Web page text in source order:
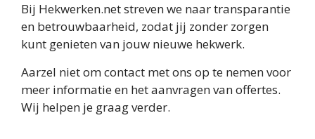
Bij Hekwerken.net streven we naar transparantie
en betrouwbaarheid, zodat jij zonder zorgen
kunt genieten van jouw nieuwe hekwerk.
Aarzel niet om contact met ons op te nemen voor
meer informatie en het aanvragen van offertes.
Wij helpen je graag verder.